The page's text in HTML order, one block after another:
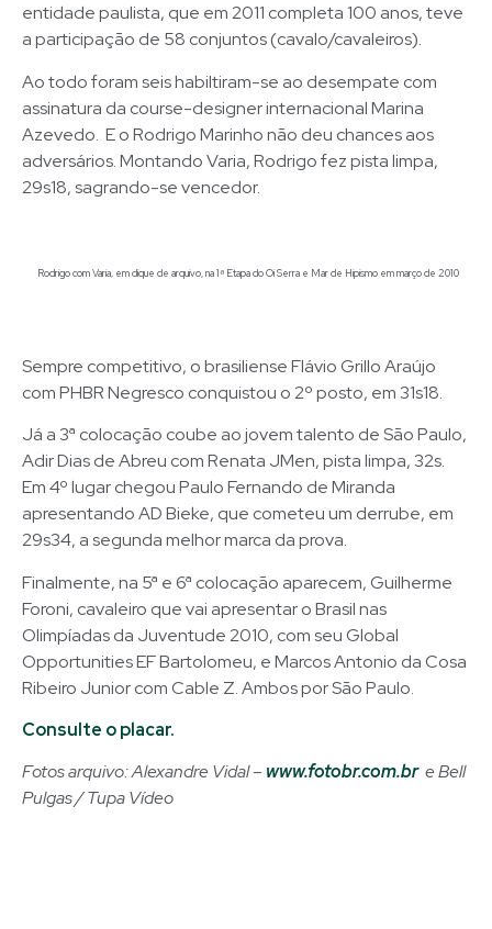
entidade paulista, que em 2011 completa 100 anos, teve
a participação de 58 conjuntos (cavalo/cavaleiros).
Ao todo foram seis habiltiram-se ao desempate com
assinatura da course-designer internacional Marina
Azevedo. E o Rodrigo Marinho não deu chances aos
adversários. Montando Varia, Rodrigo fez pista limpa,
29s18, sagrando-se vencedor.
Rodrigo com Varia, em clique de arquivo, na 1ª Etapa do Oi Serra e Mar de Hipismo em março de 2010
Sempre competitivo, o brasiliense Flávio Grillo Araújo
com PHBR Negresco conquistou o 2º posto, em 31s18.
Já a 3ª colocação coube ao jovem talento de São Paulo,
Adir Dias de Abreu com Renata JMen, pista limpa, 32s.
Em 4º lugar chegou Paulo Fernando de Miranda
apresentando AD Bieke, que cometeu um derrube, em
29s34, a segunda melhor marca da prova.
Finalmente, na 5ª e 6ª colocação aparecem, Guilherme
Foroni, cavaleiro que vai apresentar o Brasil nas
Olimpíadas da Juventude 2010, com seu Global
Opportunities EF Bartolomeu, e Marcos Antonio da Cosa
Ribeiro Junior com Cable Z. Ambos por São Paulo.
Consulte o placar.
Fotos arquivo: Alexandre Vidal – www.fotobr.com.bre Bell
Pulgas / Tupa Vídeo